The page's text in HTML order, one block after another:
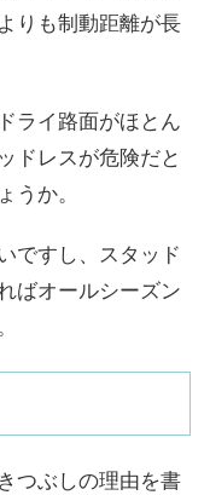
りも制動距離が長
ライ路面がほとん
ドレスが危険だと
うか。
ですし、スタッド
ばオールシーズン
つぶしの理由を書